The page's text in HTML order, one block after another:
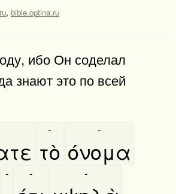
, bible.optina.ru
ибо Он соделал
знают это по всей
τὸ
-
όνομα
-
- - -